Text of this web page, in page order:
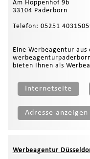
Am Hoppenhof 9b
33104 Paderborn
Telefon: 05251
Eine Werbeagentur aus
bieten Ihnen als
Internetseite
Adresse anzeigen
Werbeagentur